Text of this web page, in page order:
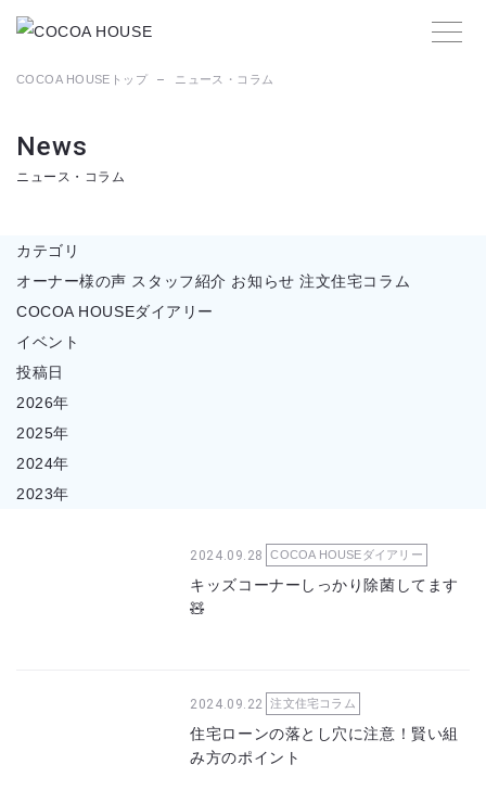
COCOA HOUSEトップ ニュース・コラム
News
ニュース・コラム
カテゴリ
オーナー様の声 スタッフ紹介 お知らせ 注文住宅コラム
COCOA HOUSEダイアリー
イベント
投稿日
2026年
2025年
2024年
2023年
2024.09.28 COCOA HOUSEダイアリー
キッズコーナーしっかり除菌してます
🧸
2024.09.22 注文住宅コラム
住宅ローンの落とし穴に注意！賢い組
み方のポイント